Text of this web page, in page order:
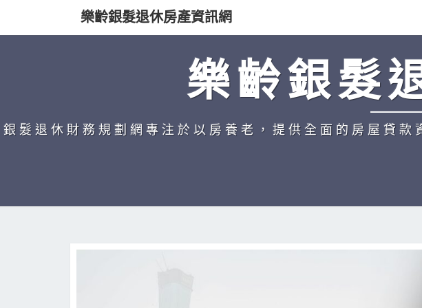
樂齡銀髮退休房產資訊網
樂齡銀髮
銀髮退休財務規劃網專注於以房養老，提供全面的房屋貸